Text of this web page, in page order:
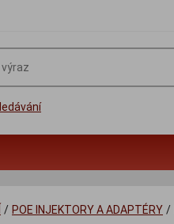
/ POE INJEKTORY A ADAPTÉRY /